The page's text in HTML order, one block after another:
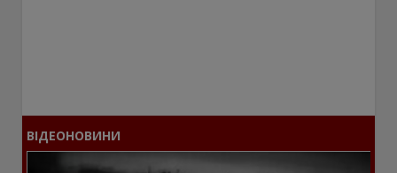
ВІДЕОНОВИНИ